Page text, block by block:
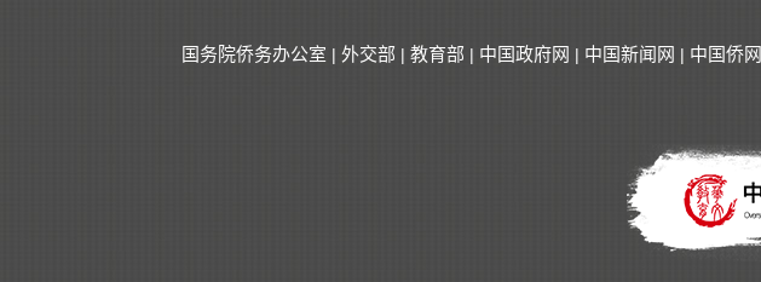
国务院侨务办公室 | 外交部 | 教育部 | 中国政府网 | 中国新闻网 | 中国侨网